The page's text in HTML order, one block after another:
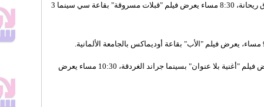
بالجامعة الألمانية، 7:45 مساء يعرض فيلم "المرأة الباكية" بقاعة سي سينما 1 بفندق ريحانة، 8:30 مساء يعرض فيلم "قبلات مسروقة" بقاعة سي سينما 3
بينما تبدأ في 9:30 مساء السجادة الحمراء لفيلم "لما بنتولد" بمسرح المارينا، ويعرض فيلم "أغنية بلا عنوان" بسينما جراند الغردقة، 10:30 مساء يعرض